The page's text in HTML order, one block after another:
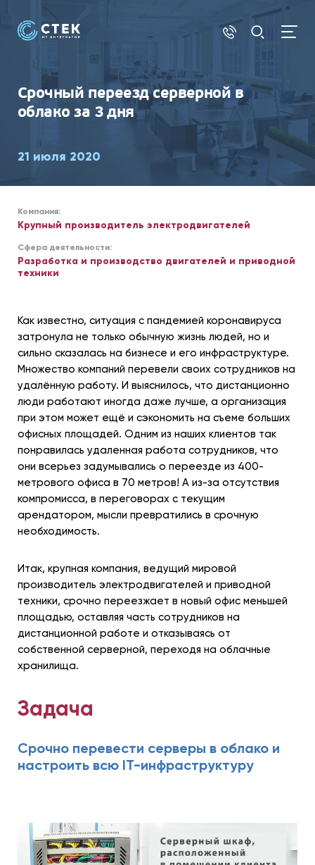
Срочный переездсерверной в
облакоза 3 дня
21 июля 2020
Компания:
Крупный производитель электродвигателей
Сфера деятельности:
Разработка и производство двигателей и приводной
техники
АУТСОРСИНГ
Как известно, ситуация с пандемией коронавируса
затронула не только обычную жизнь людей, но и
сильно сказалась на бизнесе и его инфраструктуре.
Множество компаний перевели своих сотрудников на
удалённую работу. И выяснилось, что дистанционно
люди работают иногда даже лучше, а организация
при этом может ещё и сэкономить на съеме больших
офисных площадей. Одним из наших клиентов так
понравилась удаленная работа сотрудников, что
они всерьез задумывались о переезде из 400-
метрового офиса в 70 метров! А из-за отсутствия
компромисса, в переговорах с текущим
арендатором, мысли превратились в срочную
необходимость.
Итак, крупная компания, ведущий мировой
производитель электродвигателей и приводной
техники, срочно переезжает в новый офис меньшей
площадью, оставляя часть сотрудников на
дистанционной работе и отказываясь от
собственной серверной, переходя на облачные
хранилища.
Задача
Срочно перевести серверы в облако и
настроить всю IT-инфраструктуру